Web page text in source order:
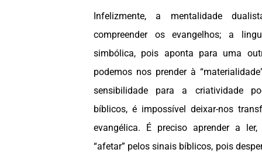
Infelizmente, a mentalidade
compreender os evangelhos; a
simbólica, pois aponta para uma
podemos nos prender à
sensibilidade para a criatividade
bíblicos, é impossível deixar-nos
evangélica. É preciso aprender a
“afetar” pelos sinais bíblicos, pois